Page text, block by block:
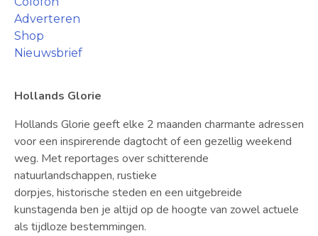
Adverteren
Shop
Nieuwsbrief
Hollands Glorie
Hollands Glorie geeft elke 2 maanden charmante adressen
voor een inspirerende dagtocht of een gezellig weekend
weg. Met reportages over schitterende
natuurlandschappen, rustieke
dorpjes, historische steden en een uitgebreide
kunstagenda ben je altijd op de hoogte van zowel actuele
als tijdloze bestemmingen.